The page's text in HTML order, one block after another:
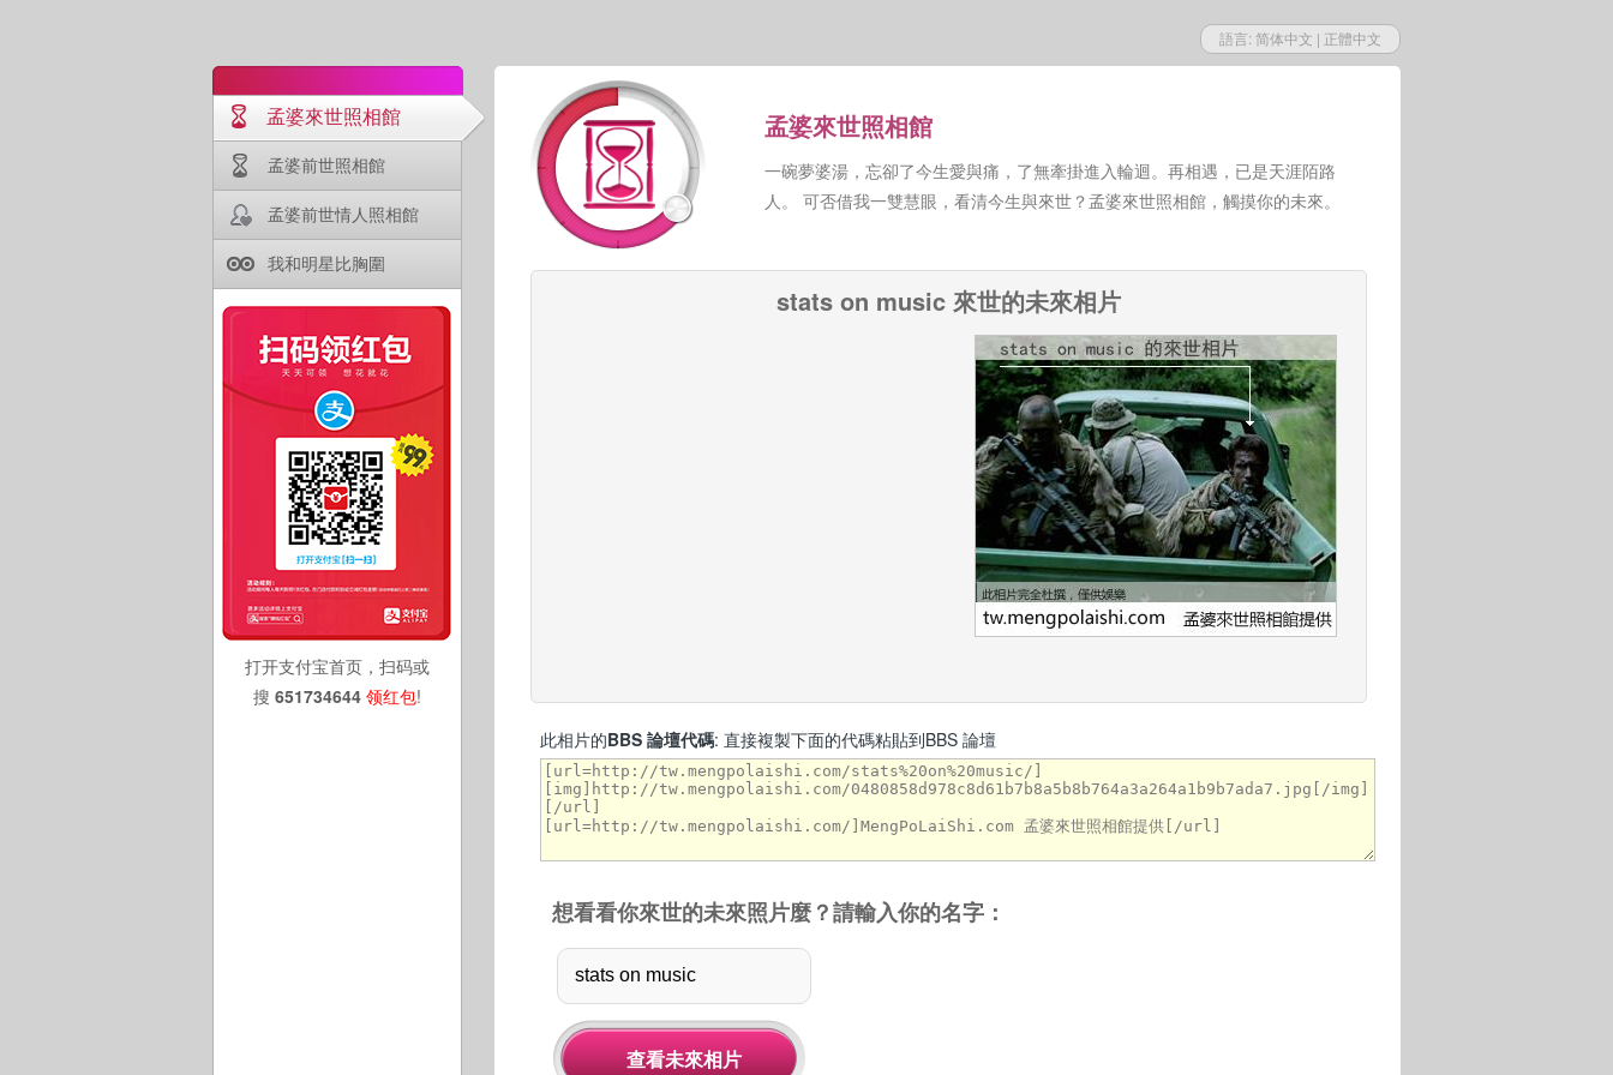
語言: 简体中文 | 正體中文
孟婆來世照相館
孟婆前世照相館
孟婆前世情人照相館
我和明星比胸圍
打开支付宝首页，扫码或
搜 651734644 领红包!
孟婆來世照相館
一碗夢婆湯，忘卻了今生愛與痛，了無牽掛進入輪迴。再相遇，已是天涯陌路
人。 可否借我一雙慧眼，看清今生與來世？孟婆來世照相館，觸摸你的未來。
stats on music 來世的未來相片
此相片的BBS 論壇代碼: 直接複製下面的代碼粘貼到BBS 論壇
想看看你來世的未來照片麼？請輸入你的名字：